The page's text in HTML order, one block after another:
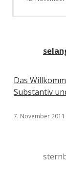
Das
Substantiv
7. November 2011